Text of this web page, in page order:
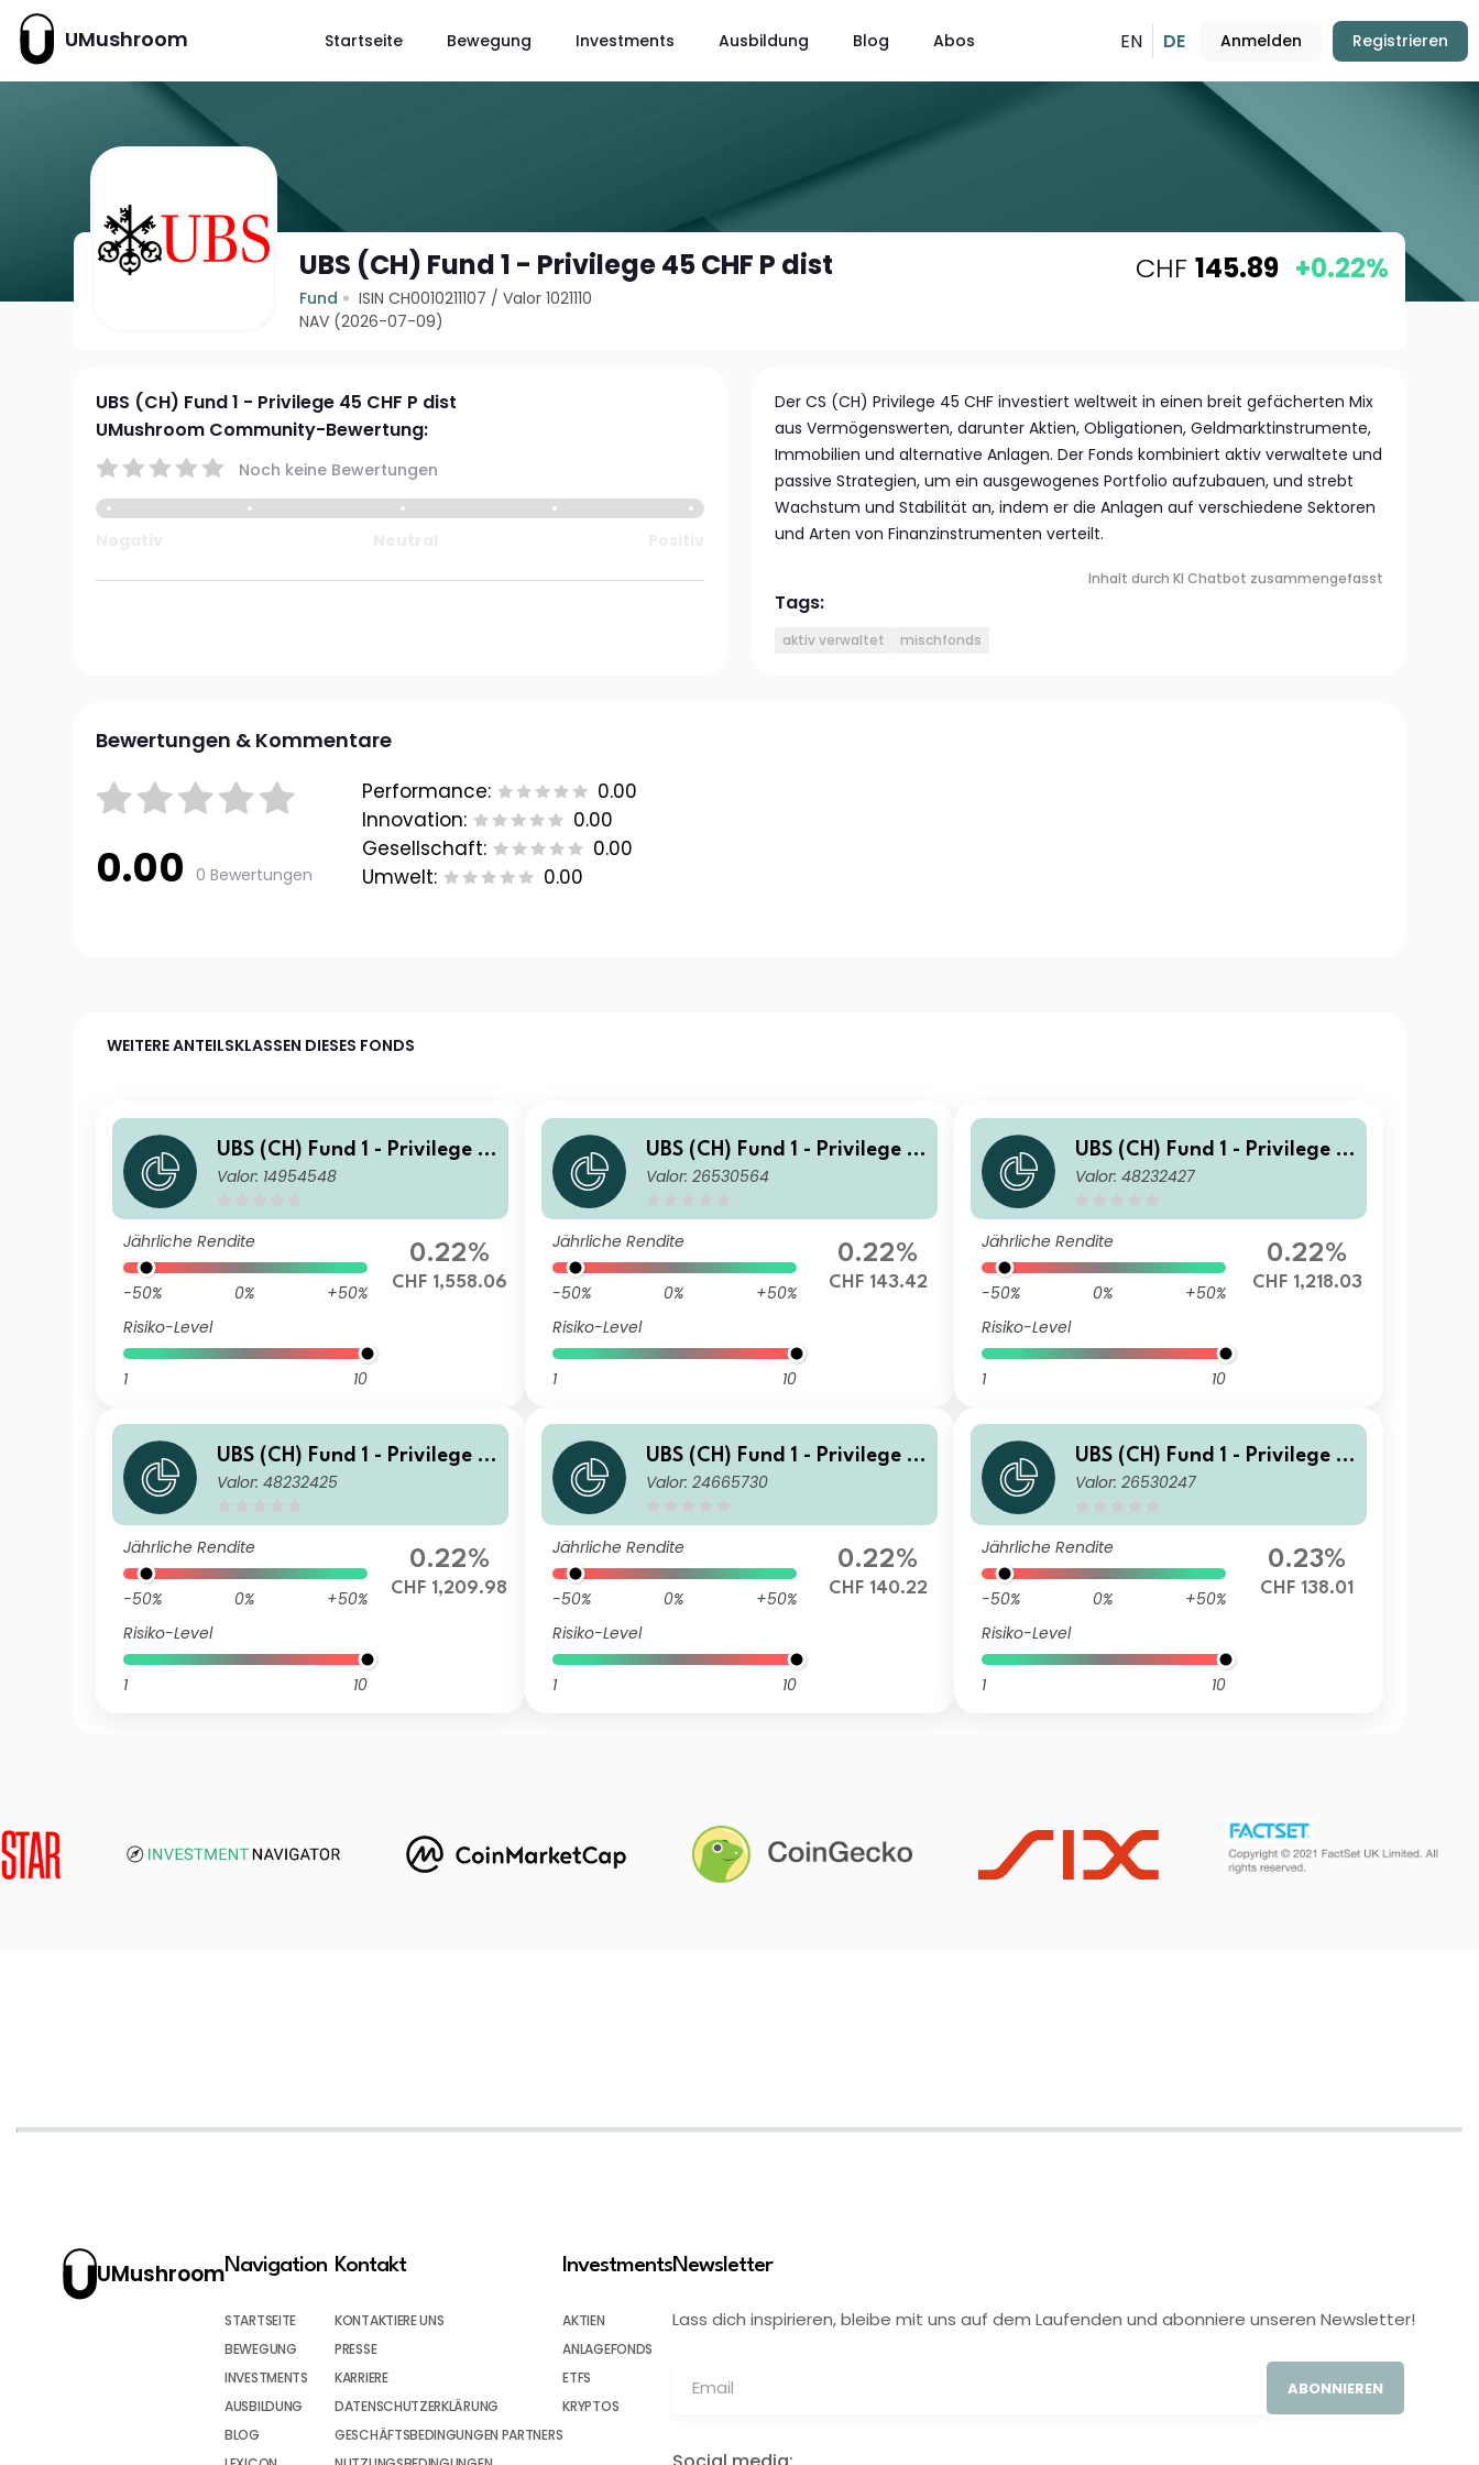
UMushroom Startseite Bewegung Investments Ausbildung Blog Abos EN DE Anmelden Registrieren
UBS (CH) Fund 1 - Privilege 45 CHF P dist
Fund ISIN CH0010211107 /Valor 1021110
NAV (2026-07-09)
CHF 145.89 +0.22%
UBS (CH) Fund 1 - Privilege 45 CHF P dist
UMushroom Community-Bewertung:
Noch keine Bewertungen
Der CS (CH) Privilege 45 CHF investiert weltweit in einen breit gefächerten Mix
aus Vermögenswerten, darunter Aktien, Obligationen, Geldmarktinstrumente,
Immobilien und alternative Anlagen. Der Fonds kombiniert aktiv verwaltete und
passive Strategien, um ein ausgewogenes Portfolio aufzubauen, und strebt
Wachstum und Stabilität an, indem er die Anlagen auf verschiedene Sektoren
und Arten von Finanzinstrumenten verteilt.
Inhalt durch KI Chatbot zusammengefasst
Tags:
aktiv verwaltet mischfonds
Bewertungen & Kommentare
0.00 0 Bewertungen
Performance:
0.00
Innovation:
0.00
Gesellschaft:
0.00
Umwelt:
0.00
WEITERE ANTEILSKLASSEN DIESES FONDS
UBS (CH) Fund 1 - Privilege 4
5 CHF K 1 dist
Valor: 14954548
Jährliche Rendite
-50% 0%
+50%
Risiko-Level
1 10
0.22%
CHF 1,558.06
UBS (CH) Fund 1 - Privilege 4
5 CHF Q acc
Valor: 26530564
Jährliche Rendite
-50% 0%
+50%
Risiko-Level
1 10
0.22%
CHF 143.42
UBS (CH) Fund 1 - Privilege 4
5 CHF K 1 25 dist
Valor: 48232427
Jährliche Rendite
-50% 0%
+50%
Risiko-Level
1 10
0.22%
CHF 1,218.03
UBS (CH) Fund 1 - Privilege 4
5 CHF I A1 dist
Valor: 48232425
Jährliche Rendite
-50% 0%
+50%
Risiko-Level
1 10
0.22%
CHF 1,209.98
UBS (CH) Fund 1 - Privilege 4
5 CHF P acc
Valor: 24665730
Jährliche Rendite
-50% 0%
+50%
Risiko-Level
1 10
0.22%
CHF 140.22
UBS (CH) Fund 1 - Privilege 4
5 CHF Q dist
Valor: 26530247
Jährliche Rendite
-50% 0%
+50%
Risiko-Level
1 10
0.23%
CHF 138.01
UMushroomNavigation
STARTSEITE
BEWEGUNG
INVESTMENTS
AUSBILDUNG
BLOG
Kontakt
KONTAKTIERE UNS
PRESSE
KARRIERE
DATENSCHUTZERKLÄRUNG
GESCHÄFTSBEDINGUNGEN PARTNERS
Investments
AKTIEN
ANLAGEFONDS
ETFS
KRYPTOS
Newsletter
Lass dich inspirieren, bleibe mit uns auf dem Laufenden und abonniere unseren Newsletter!
ABONNIEREN